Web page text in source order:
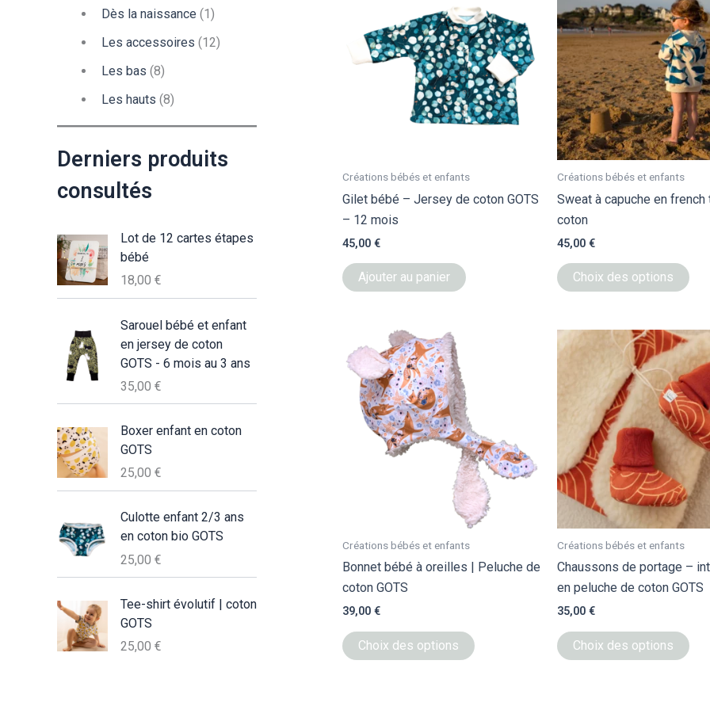
Dès la naissance (1)
Les accessoires (12)
Les bas (8)
Les hauts (8)
Derniers produits
consultés
Lot de 12 cartes étapes
bébé
18,00 €
Sarouel bébé et enfant
en jersey de coton
GOTS - 6 mois au 3 ans
35,00 €
Boxer enfant en coton
GOTS
25,00 €
Culotte enfant 2/3 ans
en coton bio GOTS
25,00 €
Tee-shirt évolutif | coton
GOTS
25,00 €
Créations bébés et enfants
Gilet bébé – Jersey de coton GOTS
– 12 mois
45,00 €
Ajouter au panier
Créations bébés et enfants
Sweat à capuche en french
coton
45,00 €
Choix des options
a
Les
être
la
Créations bébés et enfants
Bonnet bébé à oreilles | Peluche de
coton GOTS
39,00 €
Choix des options
Les
options
peuvent
être
choisies
la
Créations bébés et enfants
Chaussons de portage –
en peluche de coton GOTS
35,00 €
Choix des options
Ce
a
Les
être
la
page